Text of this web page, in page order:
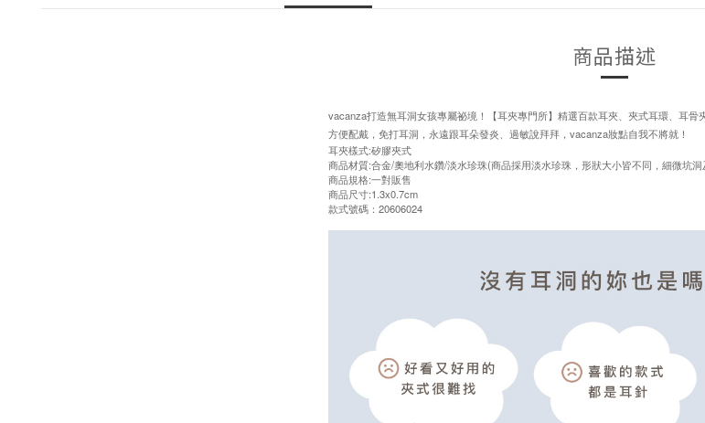
商品描述
vacanza打造無耳洞女孩專屬祕境！【耳夾專門所】精選百款耳夾、夾式耳環、耳骨
方便配戴，免打耳洞，永遠跟耳朵發炎、過敏說拜拜，vacanza妝點自我不將就！
耳夾樣式:矽膠夾式
商品材質:合金/奧地利水鑽/淡水珍珠(商品採用淡水珍珠，形狀大小皆不同，細微坑
商品規格:一對販售
商品尺寸:1.3x0.7cm
款式號碼：20606024